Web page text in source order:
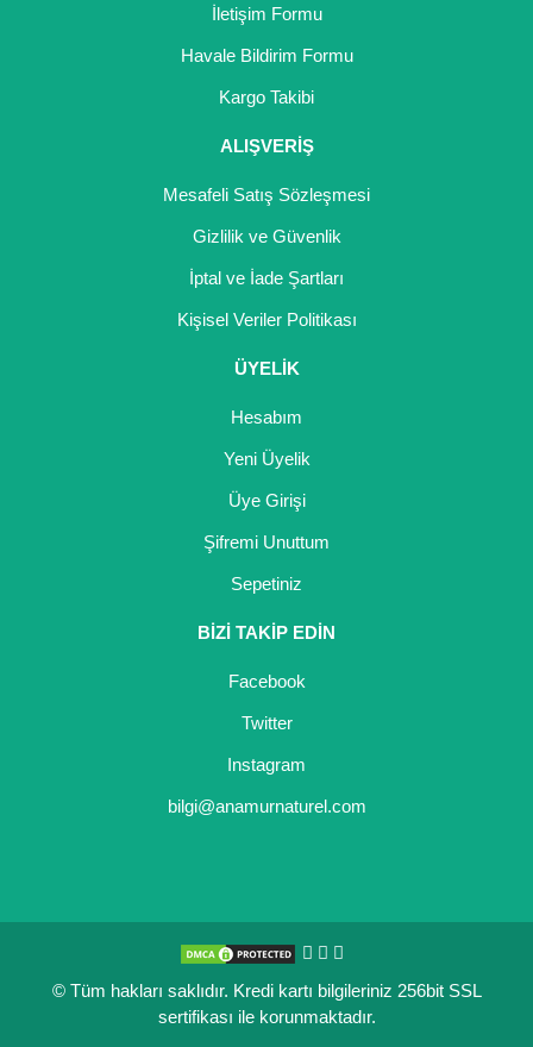
İletişim Formu
Havale Bildirim Formu
Kargo Takibi
ALIŞVERİŞ
Mesafeli Satış Sözleşmesi
Gizlilik ve Güvenlik
İptal ve İade Şartları
Kişisel Veriler Politikası
ÜYELİK
Hesabım
Yeni Üyelik
Üye Girişi
Şifremi Unuttum
Sepetiniz
BİZİ TAKİP EDİN
Facebook
Twitter
Instagram
bilgi@anamurnaturel.com
© Tüm hakları saklıdır. Kredi kartı bilgileriniz 256bit SSL
sertifikası ile korunmaktadır.